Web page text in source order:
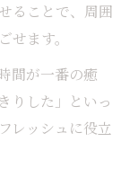
タイル事例
レンジ術
とは
支持される
リラックス
ることで、周囲
ます。
間が一番の癒
りした」といっ
レッシュに役立